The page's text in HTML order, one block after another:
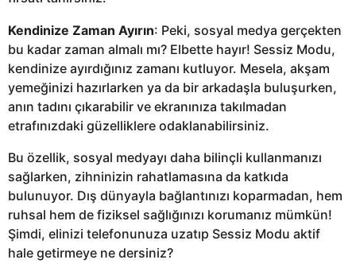
Kendinize Zaman Ayırın: Peki, sosyal medya gerçekten
bu kadar zaman almalı mı? Elbette hayır! Sessiz Modu,
kendinize ayırdığınız zamanı kutluyor. Mesela, akşam
yemeğinizi hazırlarken ya da bir arkadaşla buluşurken,
anın tadını çıkarabilir ve ekranınıza takılmadan
etrafınızdaki güzelliklere odaklanabilirsiniz.
Bu özellik, sosyal medyayı daha bilinçli kullanmanızı
sağlarken, zihninizin rahatlamasına da katkıda
bulunuyor. Dış dünyayla bağlantınızı koparmadan, hem
ruhsal hem de fiziksel sağlığınızı korumanız mümkün!
Şimdi, elinizi telefonunuza uzatıp Sessiz Modu aktif
hale getirmeye ne dersiniz?